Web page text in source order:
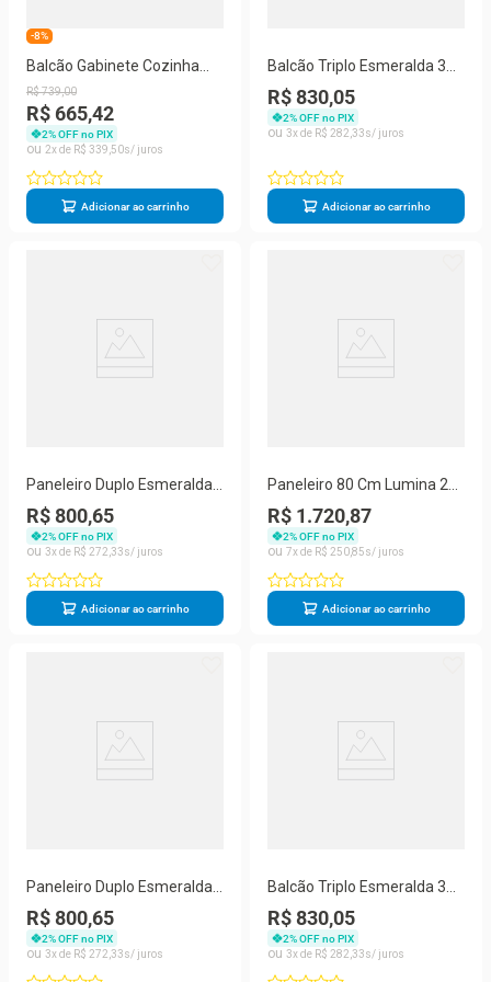
-8%
Balcão Gabinete Cozinha
Aço Topázio Com Tampo
R$739,00
R$ 665,42
2% OFF no PIX
2
R$ 339 50
Adicionar ao carrinho
Balcão Triplo Esmeralda 3
Gavetas Com Tampo
820108 Telasul Preto
R$ 830,05
2% OFF no PIX
3
R$ 282 33
Adicionar ao carrinho
Paneleiro Duplo Esmeralda
4 Portas Telasul Branco
R$ 800,65
2% OFF no PIX
3
R$ 272 33
Adicionar ao carrinho
Paneleiro 80 Cm Lumina 2
Portas De Vidro 917330
Telasul Cinza
R$ 1.720,87
2% OFF no PIX
7
R$ 25085
Adicionar ao carrinho
Paneleiro Duplo Esmeralda
Com 6 Portas 820460-01
Telasul Branco
R$ 800,65
2% OFF no PIX
3
R$ 272 33
Balcão Triplo Esmeralda 3
Gavetas Com Tampo
820108 Telasul Branco
R$ 830,05
2% OFF no PIX
3
R$ 282 33